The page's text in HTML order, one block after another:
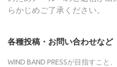
らかじめご了承ください。
各種投稿・お問い合わせなど
WIND BAND PRESSが目指すこと